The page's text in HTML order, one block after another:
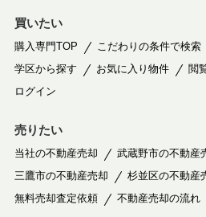
買いたい
購入専門TOP こだわりの条件で検索
学区から探す
お気に入り物件 閲
ログイン
売りたい
当社の不動産売却
武蔵野市の不動産
三鷹市の不動産売却
杉並区の不動産
無料売却査定依頼
不動産売却の流れ